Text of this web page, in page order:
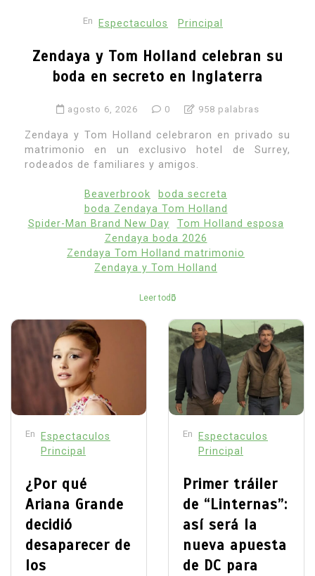
En Espectaculos Principal
Zendaya y Tom Holland celebran su
boda en secreto en Inglaterra
agosto 6, 2026 0 958 palabras
Zendaya y Tom Holland celebraron en privado su
matrimonio en un exclusivo hotel de Surrey,
rodeados de familiares y amigos.
Beaverbrook
boda secreta
boda Zendaya Tom Holland
Spider-Man Brand New Day
Tom Holland esposa
Zendaya boda 2026
Zendaya Tom Holland matrimonio
Zendaya y Tom Holland
Leer todo
En
Espectaculos
Principal
¿Por qué
Ariana Grande
decidió
desaparecer de
los
En
Espectaculos
Principal
Primer tráiler
de “Linternas”:
así será la
nueva apuesta
de DC para